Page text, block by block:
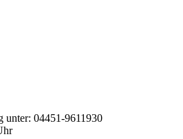
unter: 04451-9611930